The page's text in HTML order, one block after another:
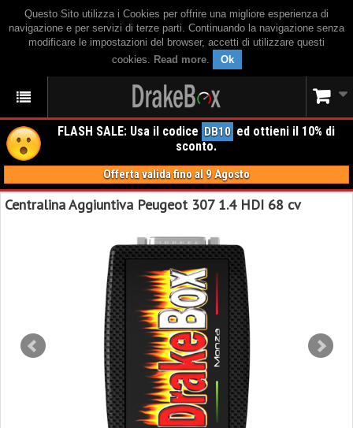
Questo Sito utilizza i Cookies per offrire una migliore esperienza di
navigazione e per servizi di terze parti. Continuando la navigazione senza
modificare le impostazioni del browser, accetti di utilizzare questi
cookies. Read more. Ok
FLASH SALE: Usa il codice DB10 ed ottieni il 10% di
sconto.
Offerta valida fino al 9 Agosto
Centralina Aggiuntiva Peugeot 307 1.4 HDI 68 cv